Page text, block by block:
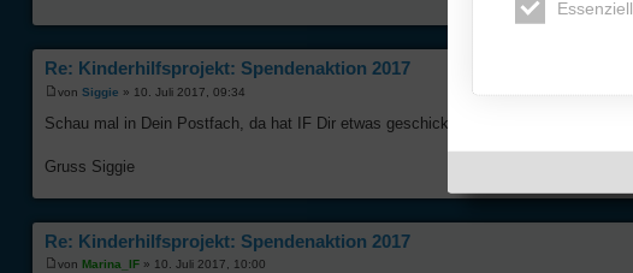
Re: Kinderhilfsprojekt: Spendenaktion 2017
von Siggie » 10. Juli 2017, 09:34
Schau mal in Dein Postfach, da hat IF Dir etwas geschickt
Gruss Siggie
Re: Kinderhilfsprojekt: Spendenaktion 2017
von Marina_IF » 10. Juli 2017, 10:00
Essenziell